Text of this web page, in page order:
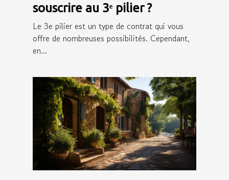
souscrire au 3ᵉ pilier ?
Le 3e pilier est un type de contrat qui vous
offre de nombreuses possibilités. Cependant,
en...